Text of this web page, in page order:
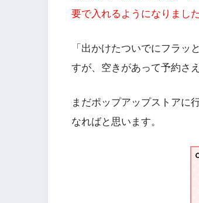
要で入れるようになりました
「出かけたついでにフラ
すが、空きがあって予約さ
まだポップアップストアに
なればと思います。